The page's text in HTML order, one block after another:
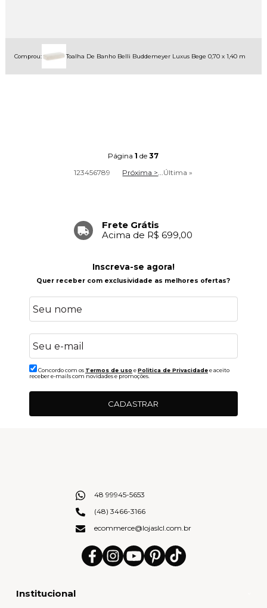
Comprou: Toalha De Banho Belli Buddemeyer Luxus Bege 0,70 x 1,40 m
Página1 de37
123456789 Próxima >...Última »
Frete Grátis
Acima de R$ 699,00
Inscreva-se agora!
Quer receber com exclusividade as melhores ofertas?
Concordo com os Termos de uso ePolitica de Privacidadee aceito
receber e-mails com novidades e promoções.
CADASTRAR
Institucional
48 99945-5653
(48) 3466-3166
ecommerce@lojaslcl.com.br